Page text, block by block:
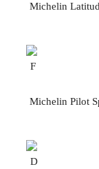
Michelin
F
Michelin Pilot
D